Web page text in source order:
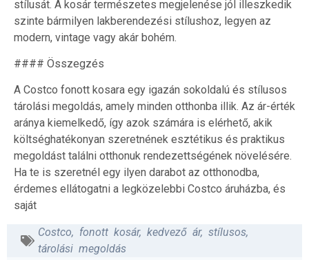
stílusát. A kosár természetes megjelenése jól illeszkedik
szinte bármilyen lakberendezési stílushoz, legyen az
modern, vintage vagy akár bohém.
#### Összegzés
A Costco fonott kosara egy igazán sokoldalú és stílusos
tárolási megoldás, amely minden otthonba illik. Az ár-érték
aránya kiemelkedő, így azok számára is elérhető, akik
költséghatékonyan szeretnének esztétikus és praktikus
megoldást találni otthonuk rendezettségének növelésére.
Ha te is szeretnél egy ilyen darabot az otthonodba,
érdemes ellátogatni a legközelebbi Costco áruházba, és
saját
Costco, fonott kosár, kedvező ár, stílusos,
tárolási megoldás